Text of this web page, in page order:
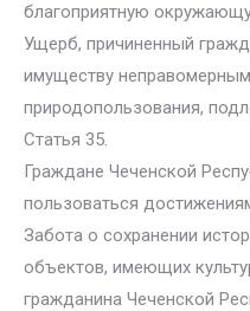
благоприятную
Ущерб, причиненный
имуществу
природопользования,
Статья 35.
Граждане Чеченской
пользоваться
Забота о сохранении
объектов, имеющих
гражданина Чеченской